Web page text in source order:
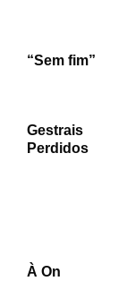
“Sem fim”
Gestrais
Perdidos
À On